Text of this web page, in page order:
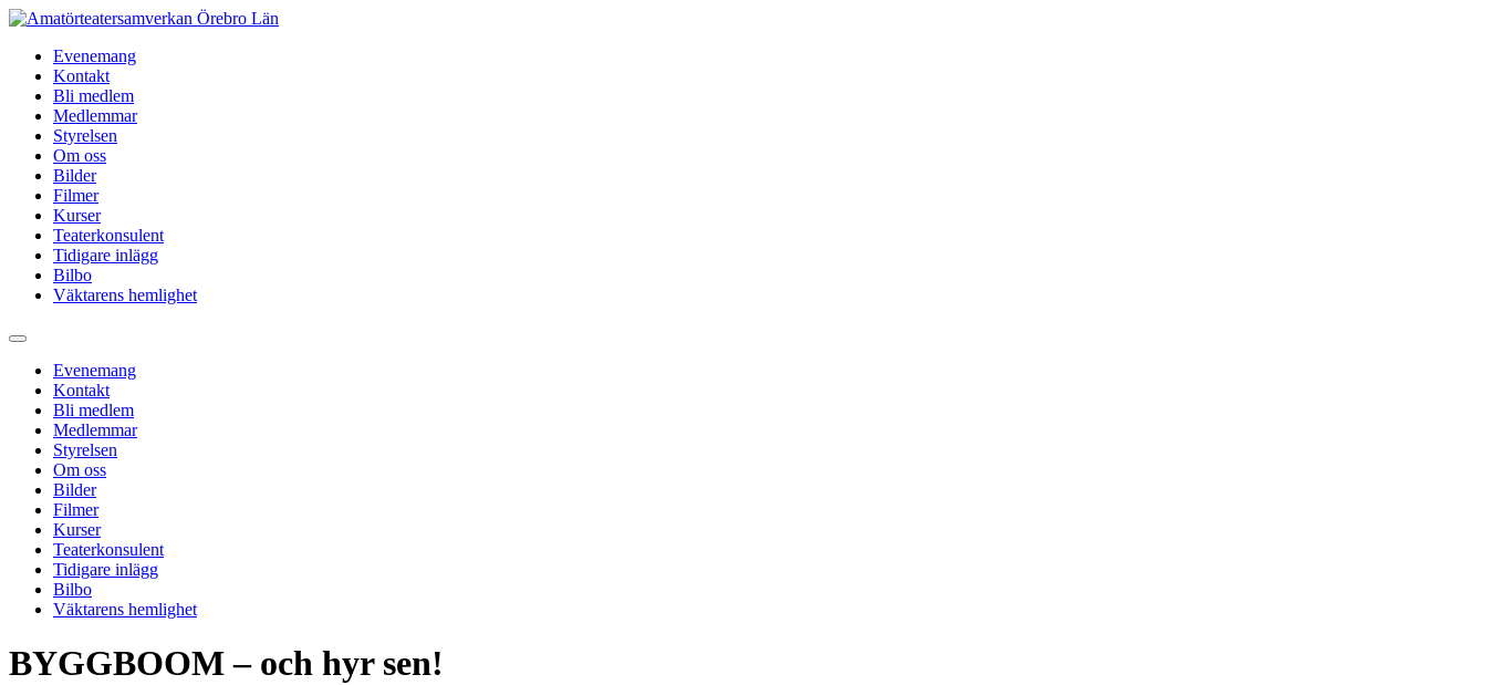
Hoppa
innehållEvenemang
Kontakt
Bli medlem
Medlemmar
Styrelsen
Om oss
Bilder
Filmer
Kurser
Teaterkonsulent
Tidigare inlägg
Bilbo
Väktarens hemlighet
Evenemang
Kontakt
Bli medlem
Medlemmar
Styrelsen
Om oss
Bilder
Filmer
Kurser
Teaterkonsulent
Tidigare inlägg
Bilbo
Väktarens hemlighet
BYGGBOOM – och hyr sen!